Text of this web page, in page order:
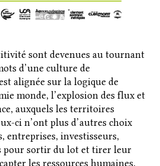
sont devenues au tournant
d’une culture de
alignée sur la logique de
monde, l’explosion des flux et
auxquels les territoires
ci n’ont plus d’autres choix
entreprises, investisseurs,
pour sortir du lot et tirer leur
les ressources humaines,